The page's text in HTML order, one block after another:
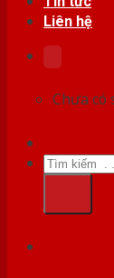
Liên hệ
Chưa có
Tìm
kiếm: